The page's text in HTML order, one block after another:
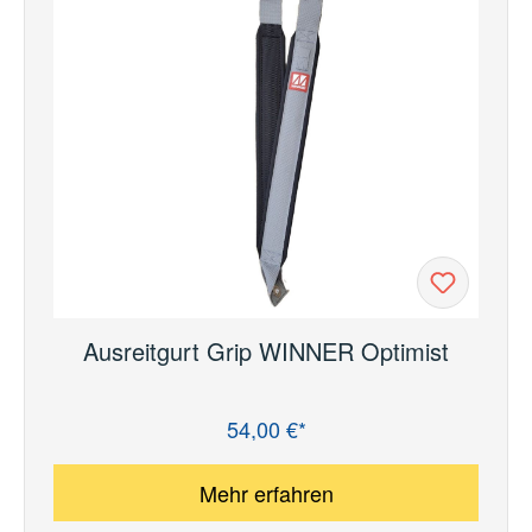
Ausreitgurt Grip WINNER Optimist
54,00 €*
Mehr erfahren